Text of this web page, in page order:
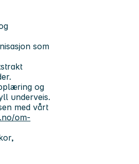
som
og
underveis.
med vårt
om-